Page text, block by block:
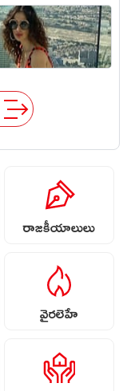
రాజకీయాలులు
వైరలెహే